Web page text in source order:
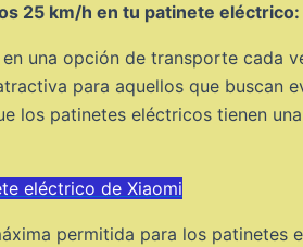
25 km/h en tu patinete
una opción de transporte cada
para aquellos que
los patinetes eléctricos tienen
eléctrico de Xiaomi
permitida para los